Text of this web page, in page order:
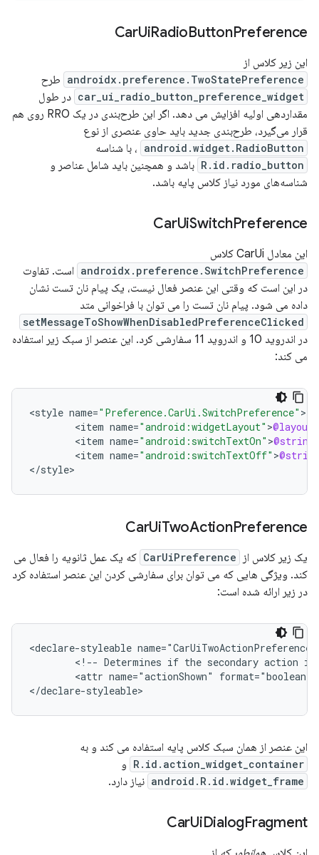
CarUiRadioButtonPreference
این زیر کلاس از
androidx.preference.TwoStatePreference طرح
car_ui_radio_button_preference_widget در طول
مقداردهی اولیه افزایش می دهد. اگر این طرح‌بندی در یک RRO روی هم
قرار می‌گیرد، طرح‌بندی جدید باید حاوی عنصری از نوع
android.widget.RadioButton ، با شناسه
R.id.radio_button باشد و همچنین باید شامل عناصر و
شناسه‌های مورد نیاز کلاس پایه باشد.
CarUiSwitchPreference
این معادل CarUi کلاس
androidx.preference.SwitchPreference است. تفاوت
در این است که وقتی این عنصر فعال نیست، یک پیام نان تست نشان
داده می شود. پیام نان تست را می توان با فراخوانی متد
setMessageToShowWhenDisabledPreferenceClicked
در اندروید 10 و اندروید 11 سفارشی کرد. این عنصر از سبک زیر استفاده
می کند:
<style name="Preference.CarUi.SwitchPreference"
<item name="android:widgetLayout" >@layout
<item name="android:switchTextOn" >@string
<item name="android:switchTextOff" >@string
</style>
CarUiTwoActionPreference
یک زیر کلاس از CarUiPreference که یک عمل ثانویه را فعال می
کند. ویژگی هایی که می توان برای سفارشی کردن این عنصر استفاده کرد
در زیر ارائه شده است:
<declare-styleable
<!-- Determines if the secondary action
<attr name="actionShown"
</declare-styleable>
این عنصر از همان سبک کلاس پایه استفاده می کند و به
R.id.action_widget_container و
android.R.id.widget_frame نیاز دارد.
CarUiDialogFragment